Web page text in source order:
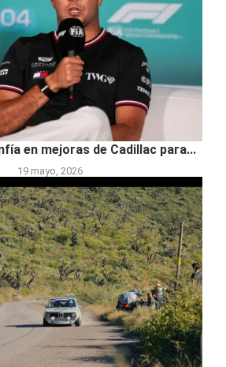
en mejoras de Cadillac para...
19 mayo, 2026